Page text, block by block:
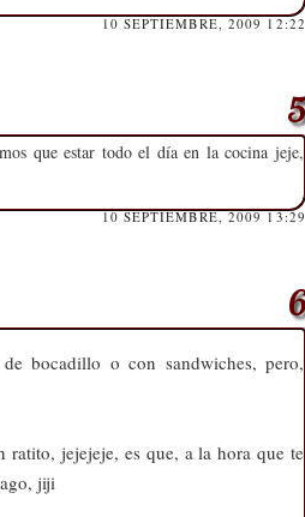
10 SEPTIEMBRE, 2009 12:22
que estar todo el día en la cocina jeje,
10 SEPTIEMBRE, 2009 13:29
bocadillo o con sandwiches, pero,
ratito, jejejeje, es que, a la hora que te
jiji